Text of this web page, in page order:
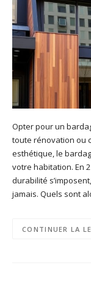
Opter pour un
toute rénovation ou
esthétique, le
votre habitation. En
durabilité
jamais. Quels sont
CONTINUER LA